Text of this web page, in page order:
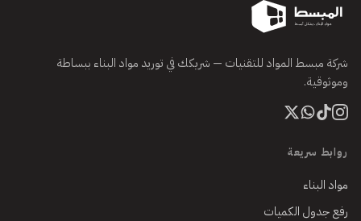
شركة مبسط المواد للتقنيات — شريكك في توريد مواد البناء ببساطة
وموثوقية.
روابط سريعة
مواد البناء
رفع جدول الكميات